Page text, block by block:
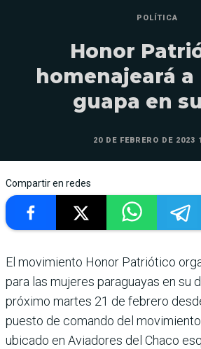
POLÍTICA
Honor
homenajeará
guapa en
20 DE FEBRERO DE 2023
Compartir en redes
El movimiento Honor Patriótico
para las mujeres paraguayas en su
próximo martes 21 de febrero
puesto de comando del
ubicado en Aviadores del Chaco